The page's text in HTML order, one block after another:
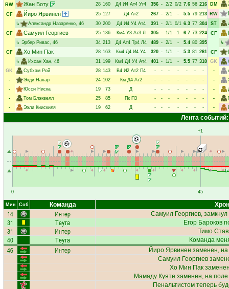
RW
Жан Боту 28 160 Д4 И4 Ат4 Уг4 356 - 2/2 0/2 7.6 56 216
CF
Йиро Ярвинен 25 127 Д4 Ат2 267 - 2/1 - 5.5 79 213
↳
Александр Назаренко, 46 30 200 Д4 И4 У4 Ат4 391 - 2/1 0/1 6.3 77 304
CF
Самуил Георгиев 25 136 Км4 У3 Ат3 Л 305 - 1/1 1 6.7 73 224
↳ Эрбер Ривас, 46 34 213 Д4 Ат4 Тр4 Л4 489 - 2/1 - 5.4 80 395
CF
Хо Мин Пак 28 163 Км4 Д4 И4 У4 320 - 1/1 - 5.3 81 261
↳
Ихсан Хан, 46 31 199 Км4 Д4 У4 Ат4 401 - 1/1 - 5.5 77 310
GK
Субхам Рой 28 143 В4 И2 Ат2 П4 - - - - - -
-
-
Энди Нахар 24 102 Км Д4 Ат2 - - - - - -
-
-
Юсси Ниска 19 73 Д - - - - - -
-
-
Том Блэквелл 25 85 Пк П3 - - - - - -
-
-
Ээли Киискиля 19 62 Д - - - - - - -
DM
RW
ST
CF
↳
CF
GK
-
-
-
-
-
Лента событий:
0
+1
45
Мин Соб Команда
14 Интер Самуил Георгиев,
31 Теута Егор Бароков
31 Интер Тимо
40 Теута Команда
46 Интер Йиро Ярвинен заменен,
Самуил Георгиев
Хо Мин Пак
Мамаду Куяте заменен, на
Пенальтистом теперь